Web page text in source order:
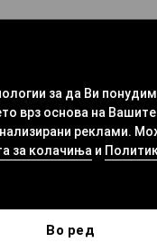
за да Ви
врз основа на
реклами.
за колачиња и
Во ред